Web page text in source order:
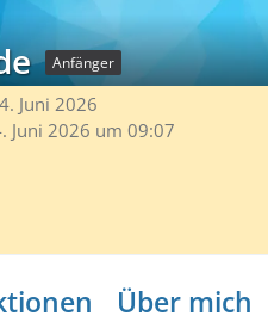
Anfänger
Juni 2026
Juni 2026 um 09:07
Über mich